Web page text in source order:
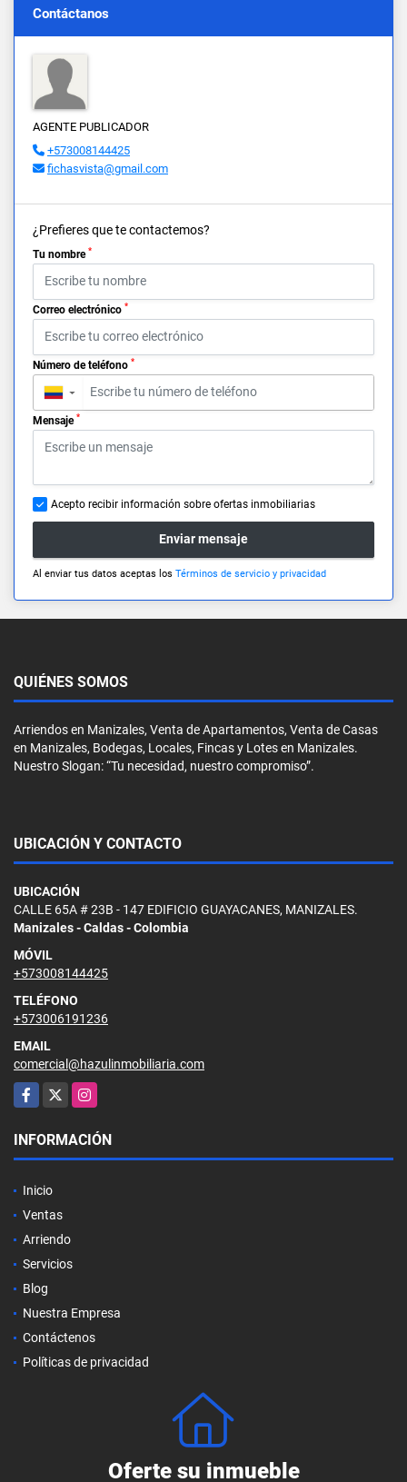
Contáctanos
AGENTE PUBLICADOR
+573008144425
fichasvista@gmail.com
¿Prefieres que te contactemos?
Tu nombre *
Correo electrónico *
Número de teléfono *
▼
Mensaje *
Acepto recibir información sobre ofertas inmobiliarias
Enviar mensaje
Al enviar tus datos aceptas los Términos de servicio y privacidad
QUIÉNES SOMOS
Arriendos en Manizales, Venta de Apartamentos, Venta de Casas
en Manizales, Bodegas, Locales, Fincas y Lotes en Manizales.
Nuestro Slogan: “Tu necesidad, nuestro compromiso”.
UBICACIÓN Y CONTACTO
UBICACIÓN
CALLE 65A # 23B - 147 EDIFICIO GUAYACANES, MANIZALES.
Manizales - Caldas - Colombia
MÓVIL
+573008144425
TELÉFONO
+573006191236
EMAIL
comercial@hazulinmobiliaria.com
Facebook
X Instagram
INFORMACIÓN
Inicio
Ventas
Arriendo
Servicios
Blog
Nuestra Empresa
Contáctenos
Políticas de privacidad
Oferte su inmueble